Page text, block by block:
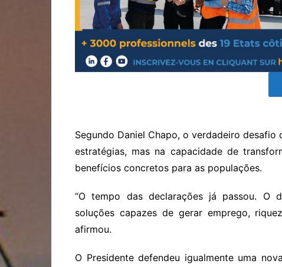
Segundo Daniel Chapo, o verdadeiro
estratégias, mas na capacidade de
benefícios concretos para as populações.
“O tempo das declarações já passou. O
soluções capazes de gerar emprego,
afirmou.
O Presidente defendeu igualmente uma